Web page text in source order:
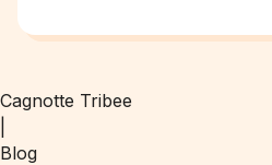
Cagnotte Tribee
Blog